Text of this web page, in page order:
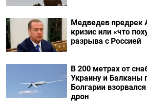
Медведев
кризис или «что
разрыва с Россией
В 200 метрах от
Украину и Балканы
Болгарии
дрон